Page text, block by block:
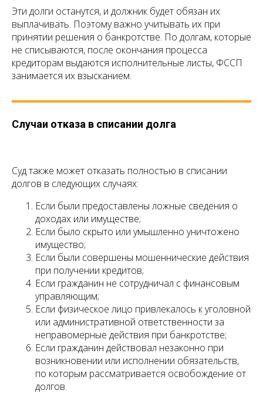
Эти долги останутся, и должник будет обязан их
выплачивать. Поэтому важно учитывать их при
принятии решения о банкротстве. По долгам, которые
не списываются, после окончания процесса
кредиторам выдаются исполнительные листы, ФССП
занимается их взысканием.
Случаи отказа в списании долга
Суд также может отказать полностью в списании
долгов в следующих случаях:
Если были предоставлены ложные сведения о
доходах или имуществе;
Если было скрыто или умышленно уничтожено
имущество;
Если были совершены мошеннические действия
при получении кредитов;
Если гражданин не сотрудничал с финансовым
управляющим;
Если физическое лицо привлекалось к уголовной
или административной ответственности за
неправомерные действия при банкротстве;
Если гражданин действовал незаконно при
возникновении или исполнении обязательств,
по которым рассматривается освобождение от
долгов.